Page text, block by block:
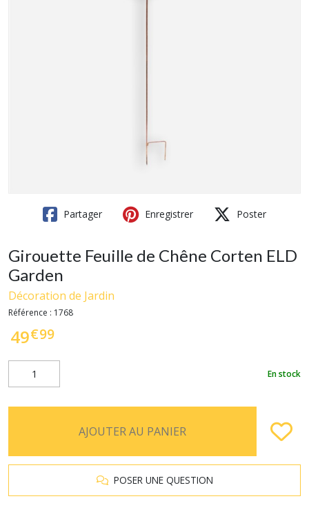
Partager Enregistrer Poster
Girouette Feuille de Chêne Corten ELD
Garden
Décoration de Jardin
Référence : 1768
49€99
En stock
AJOUTER AU PANIER
POSER UNE QUESTION